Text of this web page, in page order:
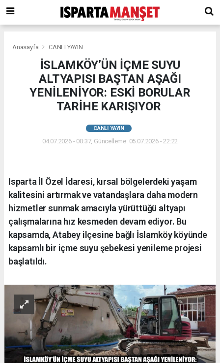
Anasayfa CANLI YAYIN
İSLAMKÖY’ÜN İÇME SUYU
ALTYAPISI BAŞTAN AŞAĞI
YENİLENİYOR: ESKİ BORULAR
TARİHE KARIŞIYOR ​
CANLI YAYIN
04.07.2026 - 00:37, Güncelleme: 05.07.2026 - 22:22
Isparta İl Özel İdaresi, kırsal bölgelerdeki yaşam
kalitesini artırmak ve vatandaşlara daha modern
hizmetler sunmak amacıyla yürüttüğü altyapı
çalışmalarına hız kesmeden devam ediyor. Bu
kapsamda, Atabey ilçesine bağlı İslamköy köyünde
kapsamlı bir içme suyu şebekesi yenileme projesi
başlatıldı.